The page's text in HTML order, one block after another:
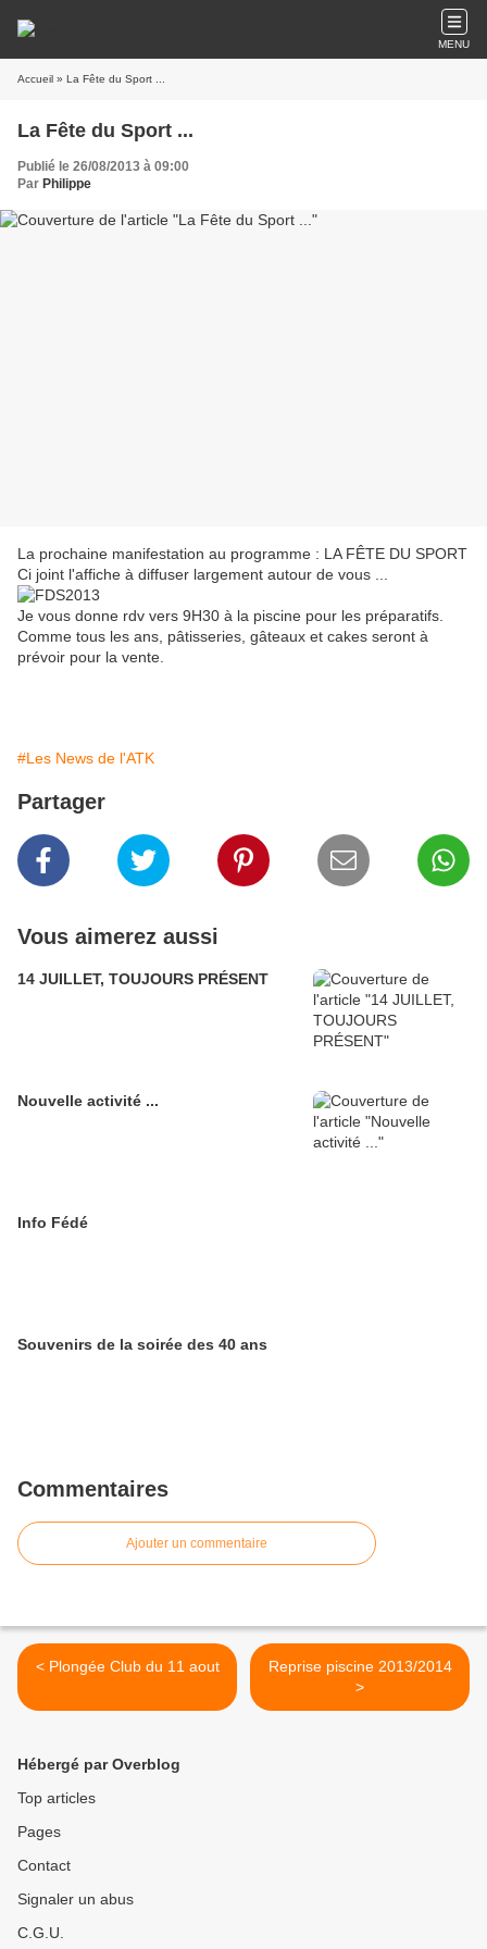
MENU
Accueil » La Fête du Sport ...
La Fête du Sport ...
Publié le 26/08/2013 à 09:00
Par Philippe
La prochaine manifestation au programme : LA FÊTE DU SPORT
Ci joint l'affiche à diffuser largement autour de vous ...
Je vous donne rdv vers 9H30 à la piscine pour les préparatifs.
Comme tous les ans, pâtisseries, gâteaux et cakes seront à
prévoir pour la vente.
#Les News de l'ATK
Partager
Vous aimerez aussi
14 JUILLET, TOUJOURS PRÉSENT
Nouvelle activité ...
Info Fédé
Souvenirs de la soirée des 40 ans
Commentaires
Ajouter un commentaire
< Plongée Club du 11 aout
Reprise piscine 2013/2014
>
Hébergé par Overblog
Top articles
Pages
Contact
Signaler un abus
C.G.U.